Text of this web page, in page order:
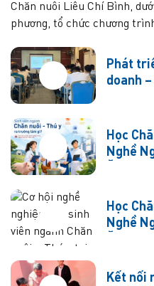
Chăn nuôi Liêu Chí Bình,
phương, tổ chức chương
Phát
doanh
Học
Nghề
Học
Nghề
Kết nối